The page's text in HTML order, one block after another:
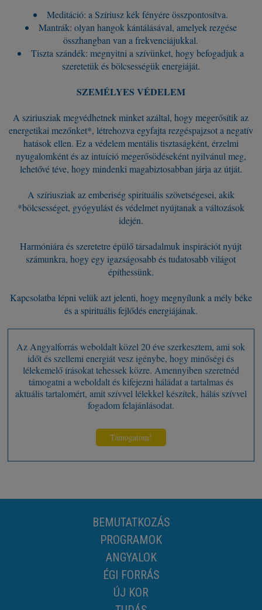
Meditáció: a Szíriusz kék fényére összpontosítva.
Mantrák: olyan hangok kántálásával, amelyek rezgése
összhangban van a frekvenciájukkal.
Tiszta szándék: megnyitni a szívünket, hogy befogadjuk a
szeretetük és bölcsességük energiáját.
SZEMÉLYES VÉDELEM
A sziriusziak megvédhetnek minket azáltal, hogy megerősítik az
energetikai mezőnket*, létrehozva egyfajta rezgéspajzsot a negatív
hatások ellen. Ez a védelem mentális tisztaságként, érzelmi
nyugalomként és az intuíció megerősödéseként nyilvánul meg,
lehetővé téve, hogy mindenki magabiztosabban járja az útját.
A szíriusziak az emberiség spirituális szövetségesei, akik
*bölcsességet, gyógyulást és védelmet nyújtanak a változások
idején.
Harmóniára és szeretetre épülő társadalmuk inspirációt nyújt
számunkra, hogy egy igazságosabb és tudatosabb világot
építhessünk.
Kapcsolatba lépni velük azt jelenti, hogy megnyílunk a mély béke
és a spirituális fejlődés energiájának.
Az Angyalforrás weboldalt közel 20 éve szerkesztem, ami sok
időt és szellemi energiát vesz igénybe, hogy minőségi és
lélekemelő írásokat tehessek közre. Amennyiben szeretnéd
támogatni a weboldalt és kifejezni háládat a tartalmas és
aktuális tartalomért, amit szívvel lélekkel készítek, hálás szívvel
fogadom felajánlásodat.
Támogatom!
BEMUTATKOZÁS
PROGRAMOK
ANGYALOK
ÉGI FORRÁS
ÚJ KOR